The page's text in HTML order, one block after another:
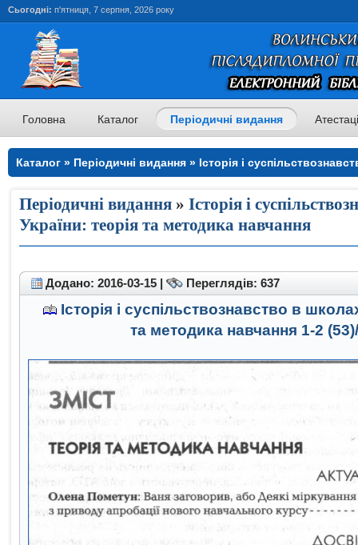
Сьогодні: п'ятниця, 7 серпня, 2026 року
Головна Каталог Періодичні видання
Каталог » Періодичні видання » Історія і
та методика навчання
Періодичні видання » Історія і
України: теорія та методика навчання
Додано: 2016-03-15 | Переглядів: 637
Історія і суспільствознавство в
та методика навчання 1-2